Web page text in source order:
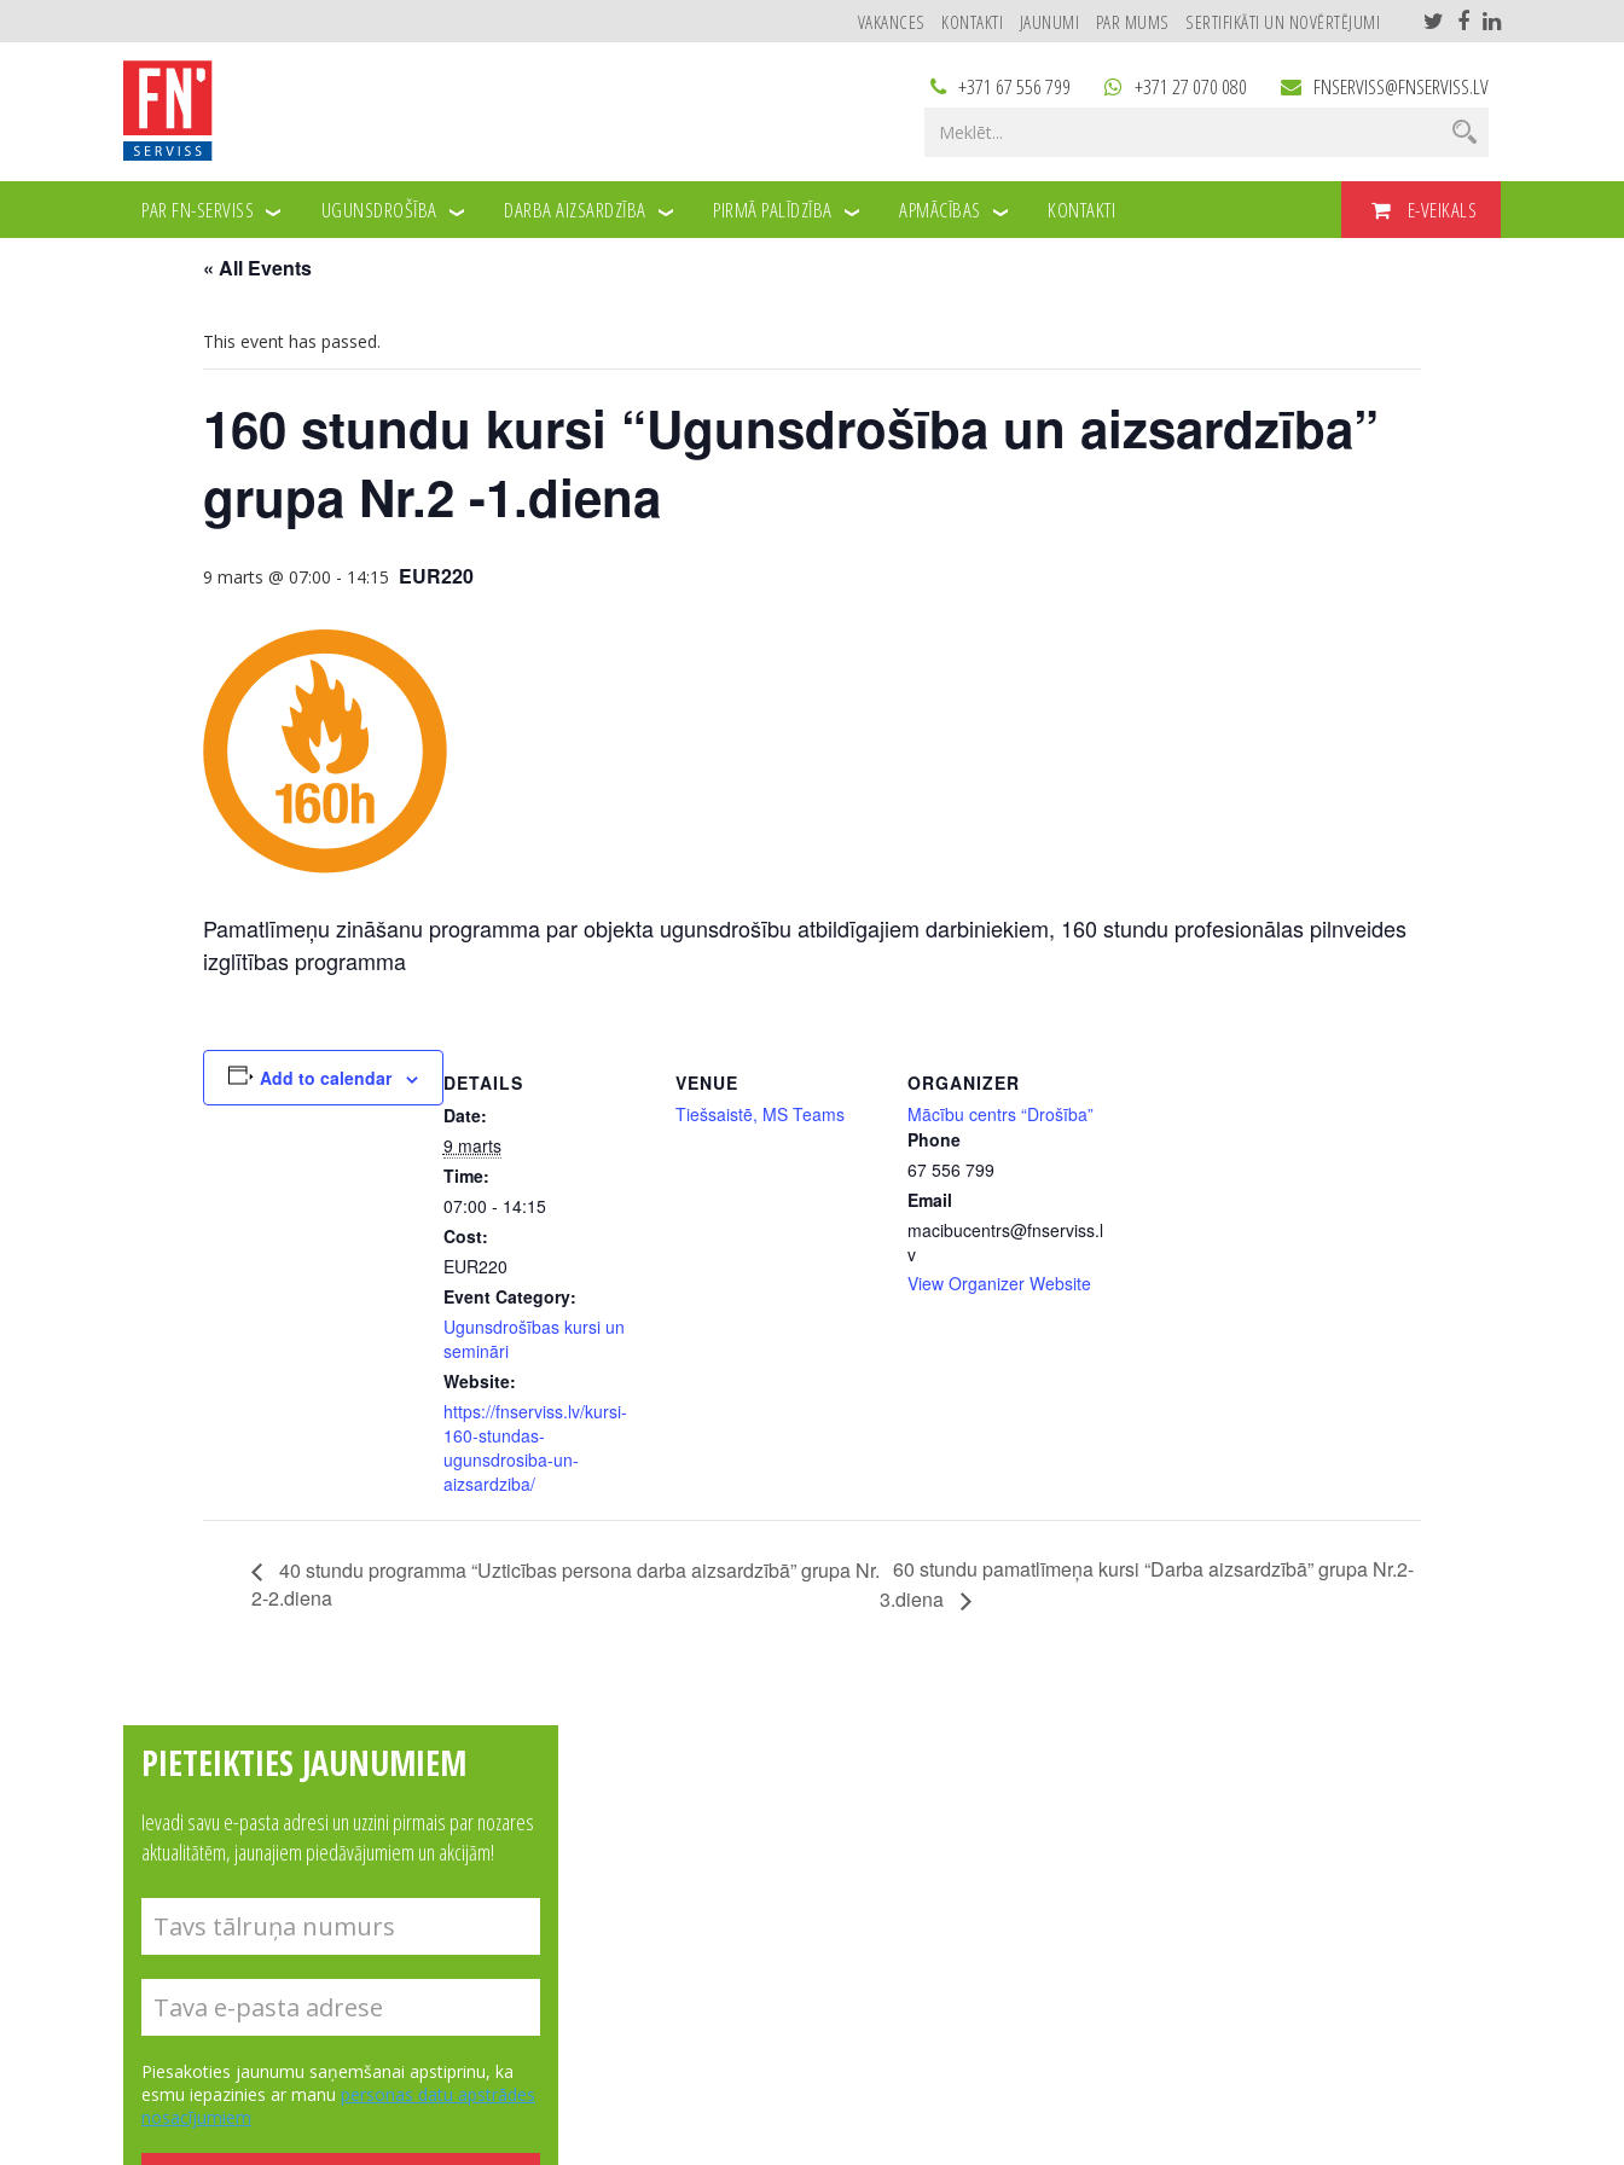
VAKANCES KONTAKTI JAUNUMI PAR MUMS SERTIFIKĀTI UN NOVĒRTĒJUMI
+371 67 556 799 +371 27 070 080 FNSERVISS@FNSERVISS.LV
PAR FN-SERVISS UGUNSDROŠĪBA DARBA AIZSARDZĪBA PIRMĀ PALĪDZĪBA APMĀCĪBAS KONTAKTI E-VEIKALS
« All Events
This event has passed.
160 stundu kursi “Ugunsdrošība un aizsardzība”
grupa Nr.2 -1.diena
9 marts @ 07:00 - 14:15 EUR220
Pamatlīmeņu zināšanu programma par objekta ugunsdrošību atbildīgajiem darbiniekiem, 160 stundu profesionālas pilnveides
izglītības programma
Add to calendar
DETAILS
Date:
9 marts
Time:
07:00 - 14:15
Cost:
EUR220
Event Category:
Ugunsdrošības kursi un
semināri
Website:
https://fnserviss.lv/kursi-
160-stundas-
ugunsdrosiba-un-
aizsardziba/
VENUE
Tiešsaistē, MS Teams
ORGANIZER
Mācību centrs “Drošība”
Phone
67 556 799
Email
macibucentrs@fnserviss.l
v
View Organizer Website
40 stundu programma “Uzticības persona darba aizsardzībā” grupa Nr.
2-2.diena
60 stundu pamatlīmeņa kursi “Darba aizsardzībā” grupa Nr.2-
3.diena
PIETEIKTIES JAUNUMIEM
Ievadi savu e-pasta adresi un uzzini pirmais par nozares
aktualitātēm, jaunajiem piedāvājumiem un akcijām!
Piesakoties jaunumu saņemšanai apstiprinu, ka
esmu iepazinies ar manu personas datu apstrādes
nosacījumiem